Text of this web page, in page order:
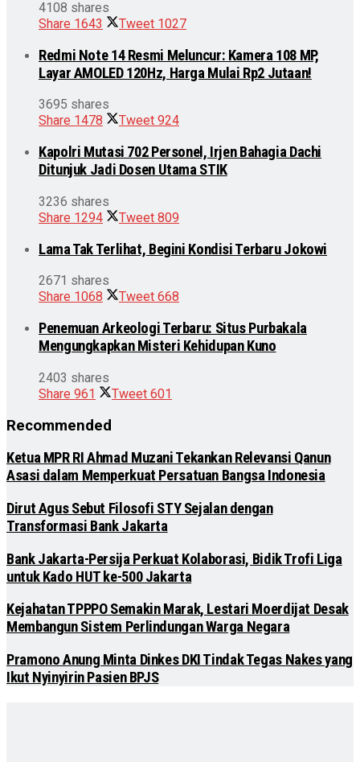
4108 shares
Share 1643 Tweet 1027
Redmi Note 14 Resmi Meluncur: Kamera 108 MP,
Layar AMOLED 120Hz, Harga Mulai Rp2 Jutaan!
3695 shares
Share 1478 Tweet 924
Kapolri Mutasi 702 Personel, Irjen Bahagia Dachi
Ditunjuk Jadi Dosen Utama STIK
3236 shares
Share 1294 Tweet 809
Lama Tak Terlihat, Begini Kondisi Terbaru Jokowi
2671 shares
Share 1068 Tweet 668
Penemuan Arkeologi Terbaru: Situs Purbakala
Mengungkapkan Misteri Kehidupan Kuno
2403 shares
Share 961 Tweet 601
Recommended
Ketua MPR RI Ahmad Muzani Tekankan Relevansi Qanun
Asasi dalam Memperkuat Persatuan Bangsa Indonesia
Dirut Agus Sebut Filosofi STY Sejalan dengan
Transformasi Bank Jakarta
Bank Jakarta-Persija Perkuat Kolaborasi, Bidik Trofi Liga
untuk Kado HUT ke-500 Jakarta
Kejahatan TPPPO Semakin Marak, Lestari Moerdijat Desak
Membangun Sistem Perlindungan Warga Negara
Pramono Anung Minta Dinkes DKI Tindak Tegas Nakes yang
Ikut Nyinyirin Pasien BPJS